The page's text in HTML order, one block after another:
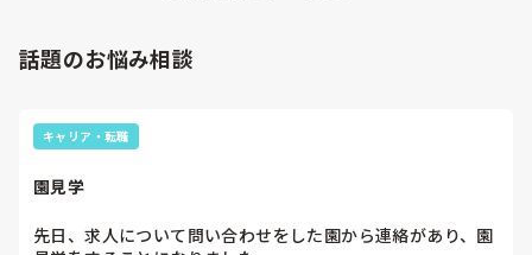
話題のお悩み相談
キャリア・転職
園見学
先日、求人について問い合わせをした園から連絡があり、園